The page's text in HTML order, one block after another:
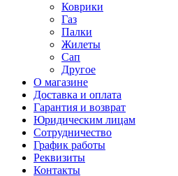
Коврики
Газ
Палки
Жилеты
Сап
Другое
О магазине
Доставка и оплата
Гарантия и возврат
Юридическим лицам
Сотрудничество
График работы
Реквизиты
Контакты